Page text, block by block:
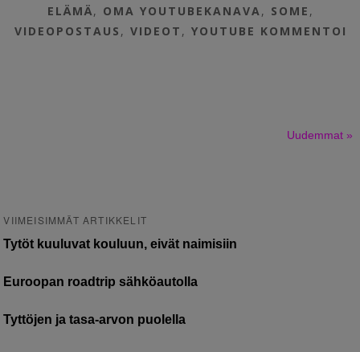
ELÄMÄ, OMA YOUTUBEKANAVA, SOME ,
VIDEOPOSTAUS , VIDEOT , YOUTUBE KOMMENTOI
Uudemmat »
VIIMEISIMMÄT ARTIKKELIT
Tytöt kuuluvat kouluun, eivät naimisiin
Euroopan roadtrip sähköautolla
Tyttöjen ja tasa-arvon puolella